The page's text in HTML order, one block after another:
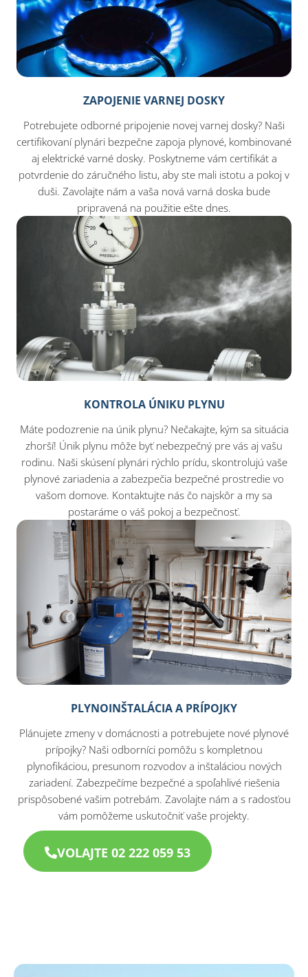
ZAPOJENIE VARNEJ DOSKY
Potrebujete odborné pripojenie novej varnej dosky? Naši
certifikovaní plynári bezpečne zapoja plynové, kombinované
aj elektrické varné dosky. Poskytneme vám certifikát a
potvrdenie do záručného listu, aby ste mali istotu a pokoj v
duši. Zavolajte nám a vaša nová varná doska bude
pripravená na použitie ešte dnes.
KONTROLA ÚNIKU PLYNU
Máte podozrenie na únik plynu? Nečakajte, kým sa situácia
zhorší! Únik plynu môže byť nebezpečný pre vás aj vašu
rodinu. Naši skúsení plynári rýchlo prídu, skontrolujú vaše
plynové zariadenia a zabezpečia bezpečné prostredie vo
vašom domove. Kontaktujte nás čo najskôr a my sa
postaráme o váš pokoj a bezpečnosť.
PLYNOINŠTALÁCIA A PRÍPOJKY
Plánujete zmeny v domácnosti a potrebujete nové plynové
prípojky? Naši odborníci pomôžu s kompletnou
plynofikáciou, presunom rozvodov a inštaláciou nových
zariadení. Zabezpečíme bezpečné a spoľahlivé riešenia
prispôsobené vašim potrebám. Zavolajte nám a s radosťou
vám pomôžeme uskutočniť vaše projekty.
VOLAJTE 02 222 059 53